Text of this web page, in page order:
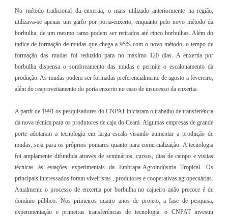
No método tradicional da enxertia, o mais utilizado anteriormente na região,
utilizava-se apenas um garfo por porta-enxerto, enquanto pelo novo método da
borbulha, de um mesmo ramo podem ser retirados até cinco borbulhas. Além do
índice de formação de mudas que chega a 95% com o novo método, o tempo de
formação das mudas foi reduzido para no máximo 120 dias. A enxertia por
borbulha dispensa o sombreamento das mudas e permite o escalonamento da
produção. As mudas podem ser formadas preferencialmente de agosto a fevereiro,
além do reaproveitamento do porta enxerto no caso de insucesso da enxertia.
A partir de 1991 os pesquisadores do CNPAT iniciaram o trabalho de transferência
da nova técnica para os produtores de caju do Ceará. Algumas empresas de grande
porte adotaram a tecnologia em larga escala visando aumentar a produção de
mudas, seja para os próprios pomares quanto para comercialização. A tecnologia
foi amplamente difundida através de seminários, cursos, dias de campo e visitas
técnicas às estações experimentais da Embrapa-Agroindústria Tropical. Os
principais interessados foram viveiristas , produtores e cooperativas agropecuárias.
Atualmente o processo de enxertia por borbulha no cajueiro anão precoce é de
domínio público. Nos primeiros quatro anos de projeto, a fase de pesquisa,
experimentação e primeiras transferências de tecnologia, o CNPAT investiu